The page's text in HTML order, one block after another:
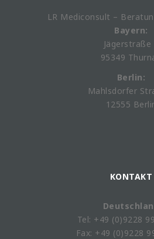
LR Mediconsult –
Bayern:
Jägerstraße
95349
Berlin:
Mahlsdorfer
12555
KONTAKT
Tel: +49 (0)9228
Fax: +49 (0)9228